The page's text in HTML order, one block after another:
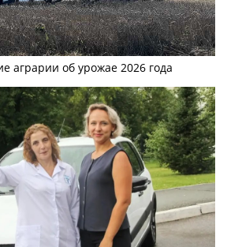
аграрии об урожае 2026 года